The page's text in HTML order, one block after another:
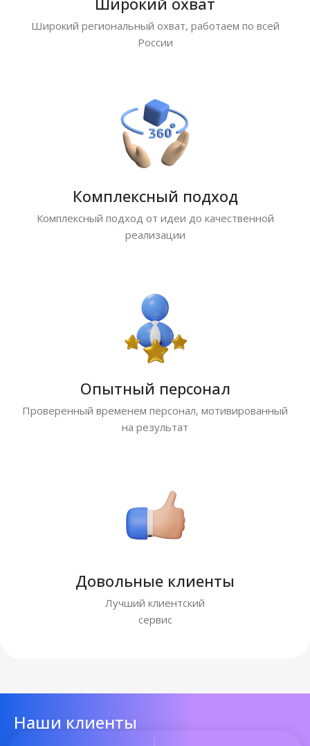
Широкий региональный охват, работаем по всей
России
Комплексный подход
Комплексный подход от идеи до качественной
реализации
Опытный персонал
Проверенный временем персонал, мотивированный
на результат
Довольные клиенты
Лучший клиентский
сервис
Наши клиенты